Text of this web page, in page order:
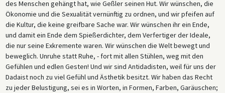
des Menschen gehängt hat, wie Geßler seinen Hut. Wir wünschen, die
Ökonomie und die Sexualität vernünftig zu ordnen, und wir pfeifen auf
die Kultur, die keine greifbare Sache war. Wir wünschen ihr ein Ende,
und damit ein Ende dem Spießerdichter, dem Verfertiger der Ideale,
die nur seine Exkremente waren. Wir wünschen die Welt bewegt und
beweglich. Unruhe statt Ruhe, - fort mit allen Stühlen, weg mit den
Gefühlen und edlen Gesten! Und wir sind Antidadisten, weil für uns der
Dadaist noch zu viel Gefühl und Ästhetik besitzt. Wir haben das Recht
zu jeder Belustigung, sei es in Worten, in Formen, Farben, Garäuschen;